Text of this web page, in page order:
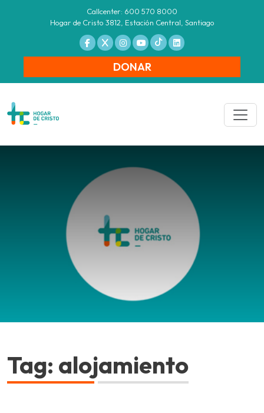
Callcenter: 600 570 8000
Hogar de Cristo 3812, Estación Central, Santiago
DONAR
Tag: alojamiento